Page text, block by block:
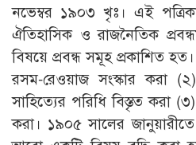
নভেম্বর ১৯০৩ খৃঃ। এই
ঐতিহাসিক ও রাজনৈতিক
বিষয়ে প্রবন্ধ সমূহ প্রকাশিত
রসম-রেওয়াজ সংস্কার করা (২)
সাহিত্যের পরিধি বিস্তৃত করা
করা। ১৯০৫ সালের জানুয়ারীতে